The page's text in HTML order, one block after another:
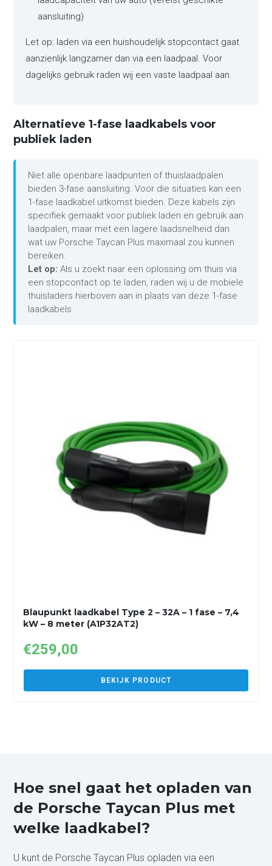
aansluiting)
Let op: laden via een huishoudelijk stopcontact gaat
aanzienlijk langzamer dan via een laadpaal. Voor
dagelijks gebruik raden wij een vaste laadpaal aan.
Alternatieve 1-fase laadkabels voor
publiek laden
Niet alle openbare laadpunten of thuislaadpalen
bieden 3-fase aansluiting. Voor die situaties kan een
1-fase laadkabel uitkomst bieden. Deze kabels zijn
specifiek gemaakt voor publiek laden en gebruik aan
laadpalen, maar met een lagere laadsnelheid dan
wat uw Porsche Taycan Plus maximaal zou kunnen
bereiken.
Let op: Als u zoekt naar een oplossing om thuis via
een stopcontact op te laden, raden wij u de mobiele
thuisladers hierboven aan in plaats van deze 1-fase
laadkabels.
Blaupunkt laadkabel Type 2 – 32A – 1 fase – 7,4
kW – 8 meter (A1P32AT2)
€259,00
BEKIJK PRODUCT
Hoe snel gaat het opladen van
de Porsche Taycan Plus met
welke laadkabel?
U kunt de Porsche Taycan Plus opladen via een